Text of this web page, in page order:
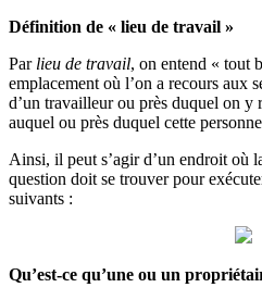
Définition de « lieu de travail »
Par lieu de travail, on entend « tout
emplacement où l’on a recours aux
d’un travailleur ou près duquel on y
auquel ou près duquel cette
Ainsi, il peut s’agir d’un endroit où
question doit se trouver pour
suivants :
Qu’est-ce qu’une ou un